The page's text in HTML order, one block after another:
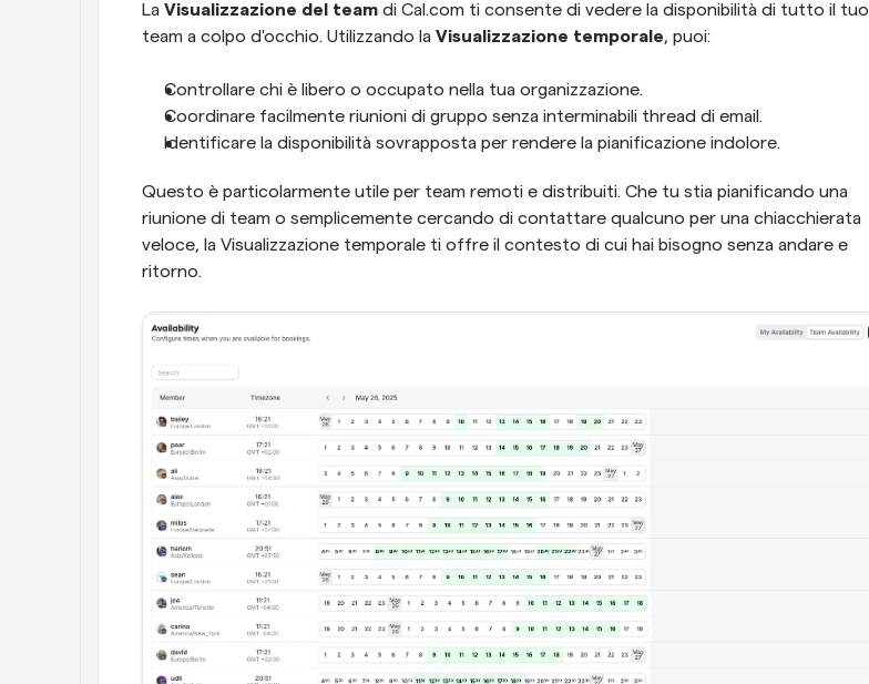
La Visualizzazione del team di Cal.com ti consente di vedere la disponibilità di tutto il tuo
team a colpo d'occhio. Utilizzando la Visualizzazione temporale, puoi:
Controllare chi è libero o occupato nella tua organizzazione.
Coordinare facilmente riunioni di gruppo senza interminabili thread di email.
Identificare la disponibilità sovrapposta per rendere la pianificazione indolore.
Questo è particolarmente utile per team remoti e distribuiti. Che tu stia pianificando una
riunione di team o semplicemente cercando di contattare qualcuno per una chiacchierata
veloce, la Visualizzazione temporale ti offre il contesto di cui hai bisogno senza andare e
ritorno.